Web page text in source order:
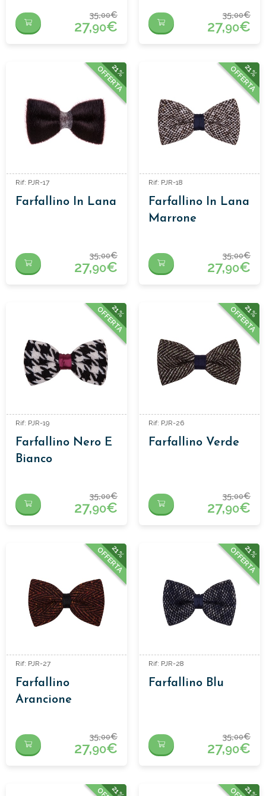
35,00€
27,90€
35,00€
27,90€
21%
OFFERTA
Rif: PJR-17
Farfallino In Lana
35,00€
27,90€
21%
OFFERTA
Rif: PJR-18
Farfallino In Lana
Marrone
35,00€
27,90€
21%
OFFERTA
Rif: PJR-19
Farfallino Nero E
Bianco
35,00€
27,90€
21%
OFFERTA
Rif: PJR-26
Farfallino Verde
35,00€
27,90€
21%
OFFERTA
Rif: PJR-27
Farfallino
Arancione
35,00€
27,90€
21%
OFFERTA
Rif: PJR-28
Farfallino Blu
35,00€
27,90€
21% 21%